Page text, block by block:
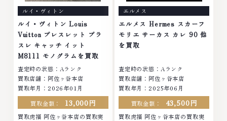
ルイ・ヴィトン
ルイ・ヴィトン Louis
Vuitton ブレスレット ブラ
スレ キャッチ イット
M8111 モノグラムを買取
査定時の状態：Aランク
買取店舗：阿佐ヶ谷本店
買取年月：2026年01月
買取金額：
13,000円
買取虎福 阿佐ヶ谷本店の買取実
エルメス
エルメス Hermes スカーフ
モリエ サーカス カレ 90 他
を買取
査定時の状態：Aランク
買取店舗：阿佐ヶ谷本店
買取年月：2025年06月
買取金額：
43,500円
買取虎福 阿佐ヶ谷本店の買取実